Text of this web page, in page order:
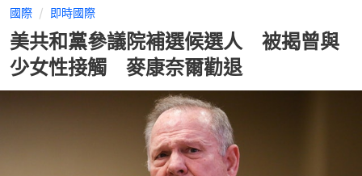
國際 即時國際
美共和黨參議院補選候選人 被揭曾與
少女性接觸 麥康奈爾勸退